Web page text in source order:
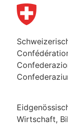
Wirtschaft,